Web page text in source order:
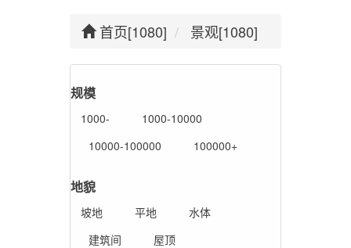
首页[1080] 景观[1080]
规模
1000-
1000-10000
10000-100000
100000+
地貌
坡地 平地
水体
建筑间
屋顶